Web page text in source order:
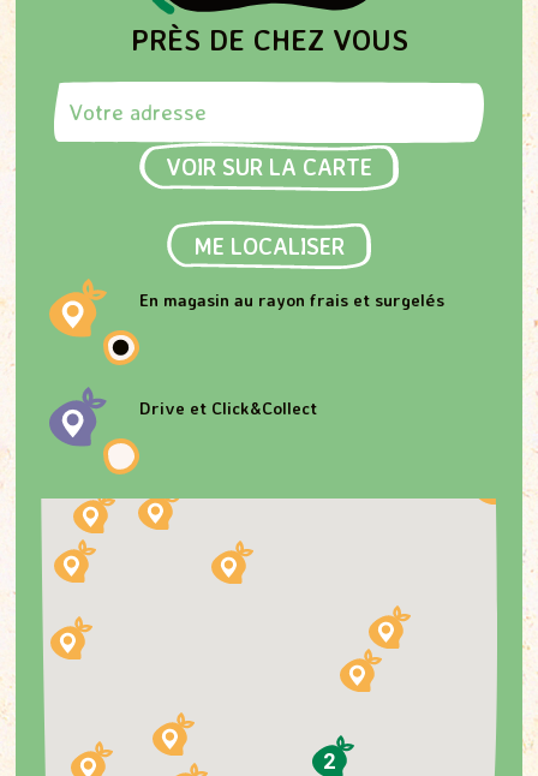
PRÈS DE CHEZ VOUS
Rechercher une adresse
VOIR SUR LA CARTE
ME LOCALISER
En magasin au rayon frais et surgelés
Drive et Click&Collect
2